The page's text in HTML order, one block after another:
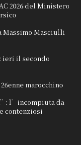
2026 del Ministero
Massimo Masciulli
ieri il secondo
marocchino
l’incompiuta da
contenziosi